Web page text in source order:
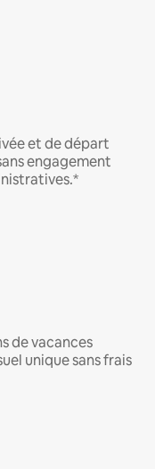
et de départ
engagement
de vacances
unique sans frais